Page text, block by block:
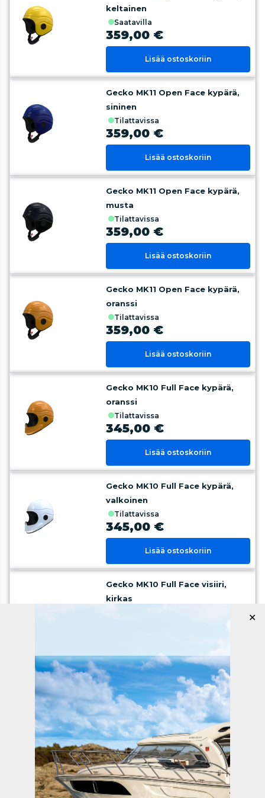
keltainen
saatavilla
359,00 €
Lisää ostoskoriin
Gecko MK11 Open Face kypärä,
sininen
tilattavissa
359,00 €
Lisää ostoskoriin
Gecko MK11 Open Face kypärä,
musta
tilattavissa
359,00 €
Lisää ostoskoriin
Gecko MK11 Open Face kypärä,
oranssi
tilattavissa
359,00 €
Lisää ostoskoriin
Gecko MK10 Full Face kypärä,
oranssi
tilattavissa
345,00 €
Lisää ostoskoriin
Gecko MK10 Full Face kypärä,
valkoinen
tilattavissa
345,00 €
Lisää ostoskoriin
Gecko MK10 Full Face visiiri,
kirkas
Gecko MK11 Open Face pitkä
visiiri, kirkas
saatavilla
112,00 €
Lisää ostoskoriin
Gecko MK11 Open Face lyhyt
visiiri, kirkas
✕